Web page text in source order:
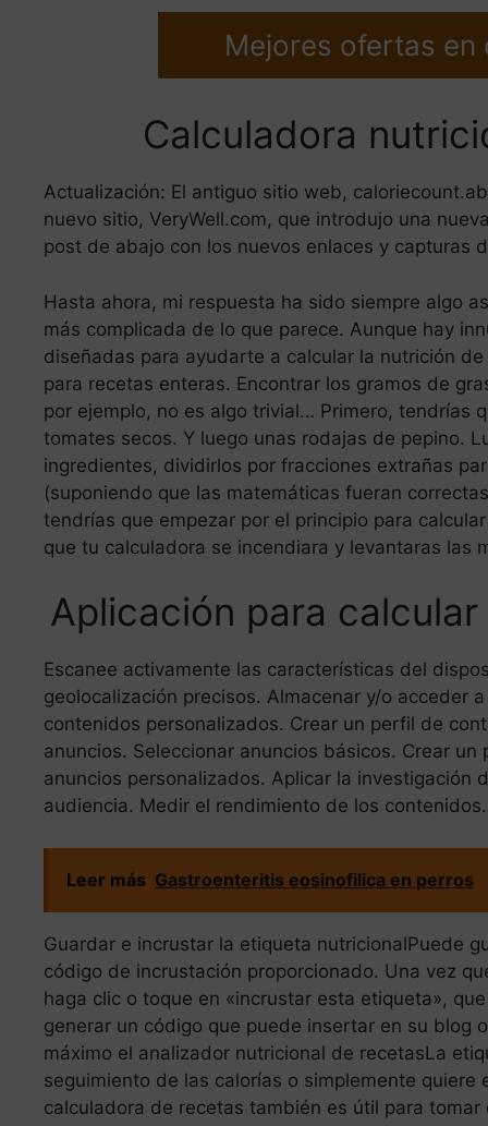
Mejores ofertas en
Calculadora
Actualización: El antiguo sitio web,
nuevo sitio, VeryWell.com, que introdujo una
post de abajo con los nuevos enlaces y capturas
Hasta ahora, mi respuesta ha sido siempre algo
más complicada de lo que parece. Aunque hay
diseñadas para ayudarte a calcular la nutrición
para recetas enteras. Encontrar los gramos de
por ejemplo, no es algo trivial… Primero, tendrías
tomates secos. Y luego unas rodajas de pepino.
ingredientes, dividirlos por fracciones extrañas
(suponiendo que las matemáticas fueran
tendrías que empezar por el principio para
que tu calculadora se incendiara y levantaras las
Aplicación para
Escanee activamente las características del
geolocalización precisos. Almacenar y/o acceder
contenidos personalizados. Crear un perfil de
anuncios. Seleccionar anuncios básicos. Crear
anuncios personalizados. Aplicar la investigación
audiencia. Medir el rendimiento de los
Leer más Gastroenteritis eosinofilica en perros
Guardar e incrustar la etiqueta nutricionalPuede
código de incrustación proporcionado. Una vez
haga clic o toque en «incrustar esta etiqueta»,
generar un código que puede insertar en su blog
máximo el analizador nutricional de recetasLa
seguimiento de las calorías o simplemente
calculadora de recetas también es útil para